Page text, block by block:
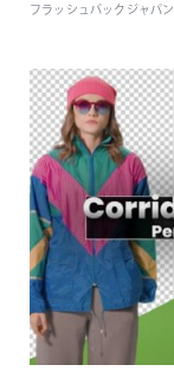
フラッシュバックジャパン